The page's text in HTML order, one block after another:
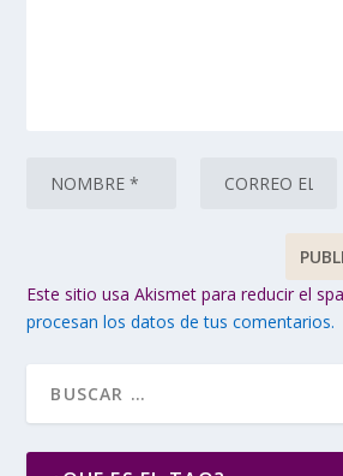
Este sitio usa Akismet para reducir el
procesan los datos de tus comentarios.